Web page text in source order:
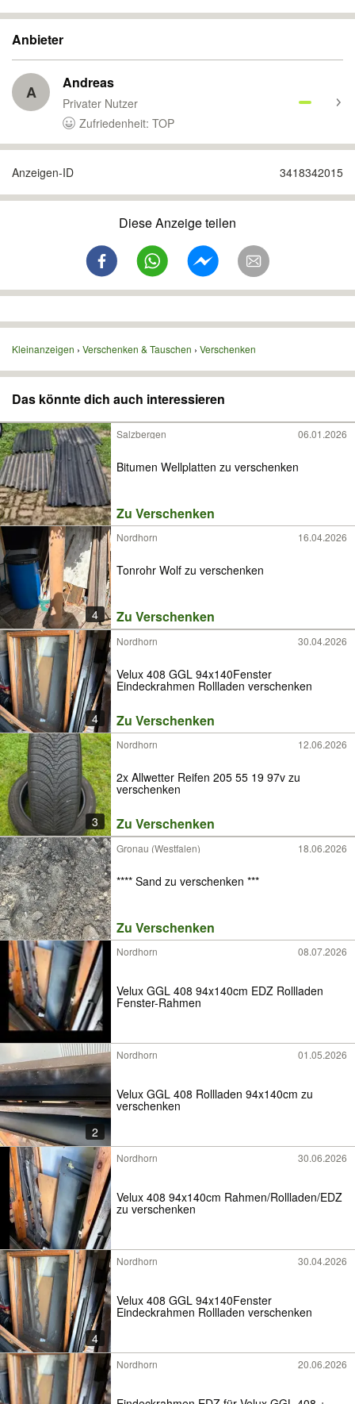
Anbieter
A Andreas
Privater Nutzer
Zufriedenheit: TOP
Anzeigen-ID 3418342015
Diese Anzeige teilen
Kleinanzeigen Verschenken & Tauschen Verschenken
Das könnte dich auch interessieren
Salzbergen 06.01.2026
Bitumen Wellplatten zu verschenken
Zu Verschenken
4
Nordhorn 16.04.2026
Tonrohr Wolf zu verschenken
Zu Verschenken
4
Nordhorn 30.04.2026
Velux 408 GGL 94x140Fenster
Eindeckrahmen Rollladen verschenken
Zu Verschenken
3
Nordhorn 12.06.2026
2x Allwetter Reifen 205 55 19 97v zu
verschenken
Zu Verschenken
Gronau (Westfalen) 18.06.2026
**** Sand zu verschenken ***
Zu Verschenken
Nordhorn 08.07.2026
Velux GGL 408 94x140cm EDZ Rollladen
Fenster-Rahmen
2
Nordhorn 01.05.2026
Velux GGL 408 Rollladen 94x140cm zu
verschenken
Nordhorn 30.06.2026
Velux 408 94x140cm Rahmen/Rollladen/EDZ
zu verschenken
4
Nordhorn 30.04.2026
Velux 408 GGL 94x140Fenster
Eindeckrahmen Rollladen verschenken
Nordhorn 20.06.2026